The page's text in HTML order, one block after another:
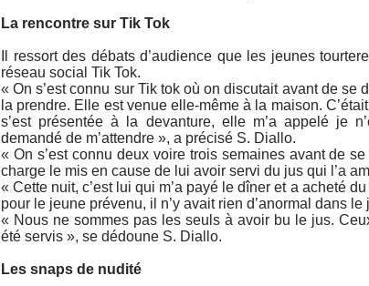
La rencontre sur Tik Tok
Il ressort des débats d’audience que les jeunes
réseau social Tik Tok.
« On s’est connu sur Tik tok où on discutait avant de se
la prendre. Elle est venue elle-même à la maison.
s’est présentée à la devanture, elle m’a appelé je
demandé de m’attendre », a précisé S. Diallo.
« On s’est connu deux voire trois semaines avant de
charge le mis en cause de lui avoir servi du jus qui l’a
« Cette nuit, c’est lui qui m’a payé le dîner et a acheté
pour le jeune prévenu, il n’y avait rien d’anormal dans le
« Nous ne sommes pas les seuls à avoir bu le jus.
été servis », se dédoune S. Diallo.
Les snaps de nudité